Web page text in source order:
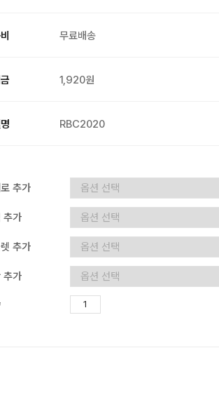
무료배송
1,920원
RBC2020
추가
추가
추가
추가